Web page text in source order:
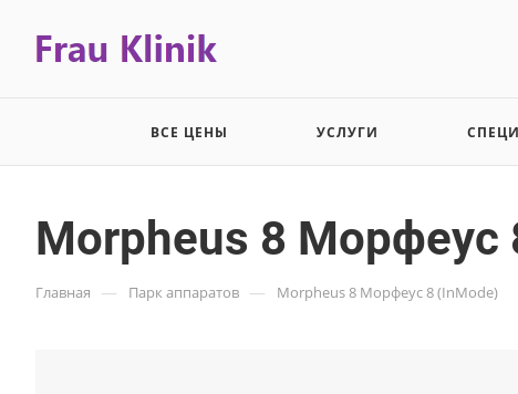
ВСЕ ЦЕНЫ УСЛУГИ
Morpheus 8 Морфеус
Главная — Парк аппаратов — Morpheus 8 Морфеус 8 (InMode)